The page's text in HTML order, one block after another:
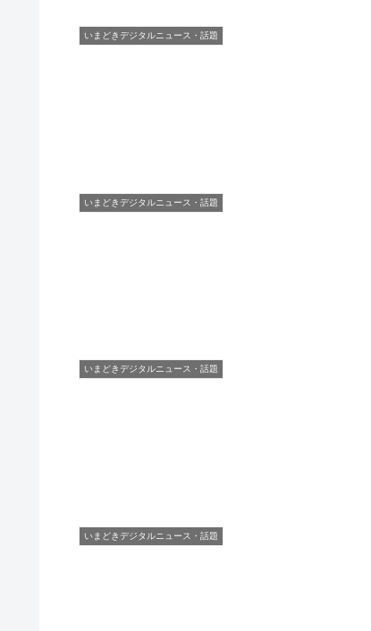
いまどきデジタルニュース・話題
いまどきデジタルニュース・話題
いまどきデジタルニュース・話題
いまどきデジタルニュース・話題